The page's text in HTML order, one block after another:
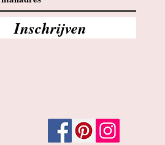
Inschrijven